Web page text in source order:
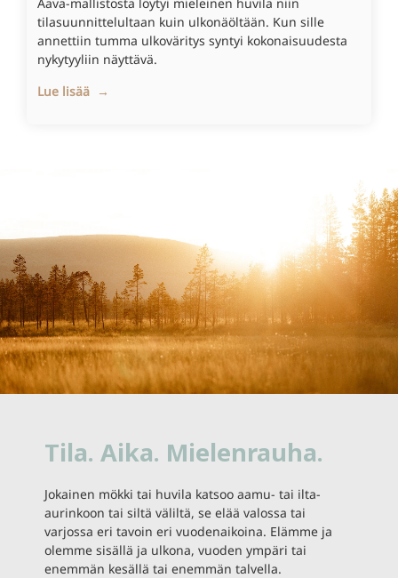
Aava-mallistosta löytyi mieleinen huvila niin
tilasuunnittelultaan kuin ulkonäöltään. Kun sille
annettiin tumma ulkoväritys syntyi kokonaisuudesta
nykytyyliin näyttävä.
Lue lisää →
Tila. Aika. Mielenrauha.
Jokainen mökki tai huvila katsoo aamu- tai ilta-
aurinkoon tai siltä väliltä, se elää valossa tai
varjossa eri tavoin eri vuodenaikoina. Elämme ja
olemme sisällä ja ulkona, vuoden ympäri tai
enemmän kesällä tai enemmän talvella.